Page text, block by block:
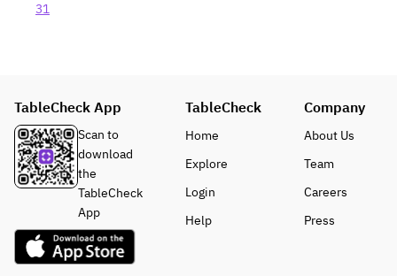
31
TableCheck App
Scan to
download
the
TableCheck
App
TableCheck
Home
Explore
Login
Help
Company
About Us
Team
Careers
Press